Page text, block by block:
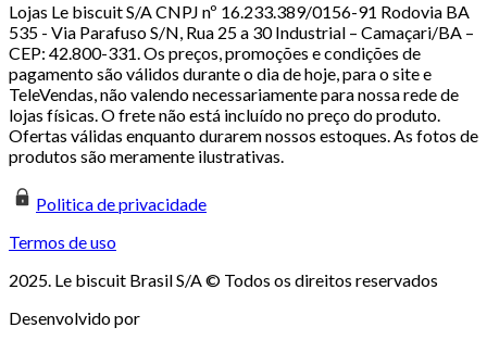
Lojas Le biscuit S/A CNPJ nº 16.233.389/0156-91 Rodovia BA
535 - Via Parafuso S/N, Rua 25 a 30 Industrial – Camaçari/BA –
CEP: 42.800-331. Os preços, promoções e condições de
pagamento são válidos durante o dia de hoje, para o site e
TeleVendas, não valendo necessariamente para nossa rede de
lojas físicas. O frete não está incluído no preço do produto.
Ofertas válidas enquanto durarem nossos estoques. As fotos de
produtos são meramente ilustrativas.
Politica de privacidade
Termos de uso
2025. Le biscuit Brasil S/A © Todos os direitos reservados
Desenvolvido por